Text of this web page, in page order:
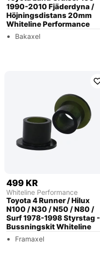
1990-2010 Fjäderdyna /
Höjningsdistans 20mm
Whiteline Performance
Bakaxel
499 KR
Whiteline Performance
Toyota 4 Runner / Hilux
N100 / N30 / N50 / N80 /
Surf 1978-1998 Styrstag -
Bussningskit Whiteline
Framaxel